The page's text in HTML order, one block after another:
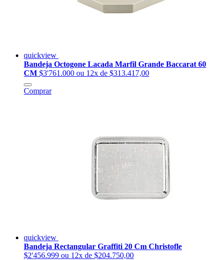
quickview
Bandeja Octogone Lacada Marfil Grande Baccarat 60
CM $3'761.000 ou 12x de $313.417,00
Comprar
quickview
Bandeja Rectangular Graffiti 20 Cm Christofle
$2'456.999 ou 12x de $204.750,00